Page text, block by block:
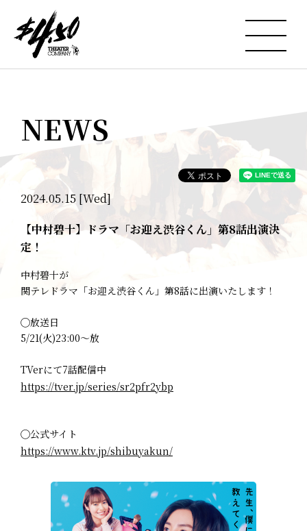
NEWS
2024.05.15 [Wed]
【中村碧十】ドラマ「お迎え渋谷くん」第8話出演決
定！
中村碧十が
関テレドラマ「お迎え渋谷くん」第8話に出演いたします！
◯放送日
5/21(火)23:00～放
TVerにて7話配信中
https://tver.jp/series/sr2pfr2ybp
◯公式サイト
https://www.ktv.jp/shibuyakun/